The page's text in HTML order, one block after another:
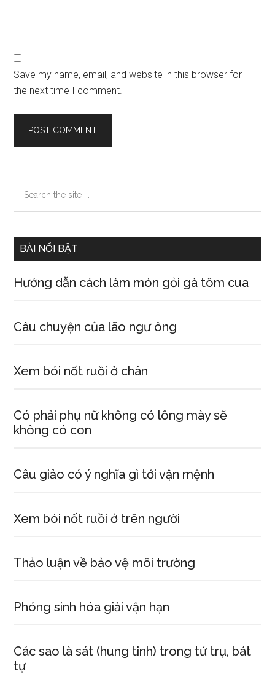
Save my name, email, and website in this browser for
the next time I comment.
Primary
Sidebar
the
BÀI NỔI BẬT
Hướng dẫn cách làm món gỏi gà tôm cua
Câu chuyện của lão ngư ông
Xem bói nốt ruồi ở chân
Có phải phụ nữ không có lông mày sẽ
không có con
Câu giảo có ý nghĩa gì tới vận mệnh
Xem bói nốt ruồi ở trên người
Thảo luận về bảo vệ môi trường
Phóng sinh hóa giải vận hạn
Các sao là sát (hung tinh) trong tứ trụ, bát
tự